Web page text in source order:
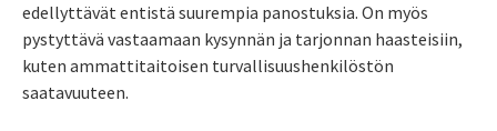
edellyttävät entistä suurempia panostuksia. On myös
pystyttävä vastaamaan kysynnän ja tarjonnan haasteisiin,
kuten ammattitaitoisen turvallisuushenkilöstön
saatavuuteen.